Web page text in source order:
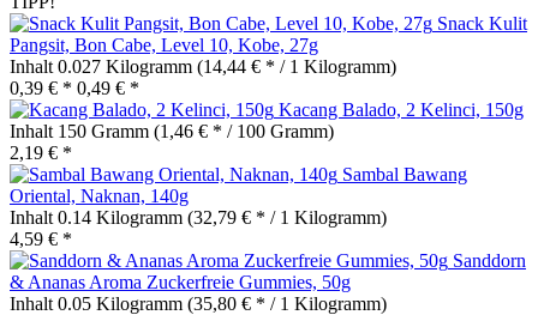
Snack Kulit
Pangsit, Bon Cabe, Level 10, Kobe, 27g
Inhalt 0.027 Kilogramm (14,44 € * / 1 Kilogramm)
0,39 € * 0,49 € *
Kacang Balado, 2 Kelinci, 150g
Inhalt 150 Gramm (1,46 € * / 100 Gramm)
2,19 € *
Sambal Bawang
Oriental, Naknan, 140g
Inhalt 0.14 Kilogramm (32,79 € * / 1 Kilogramm)
4,59 € *
Sanddorn
& Ananas Aroma Zuckerfreie Gummies, 50g
Inhalt 0.05 Kilogramm (35,80 € * / 1 Kilogramm)